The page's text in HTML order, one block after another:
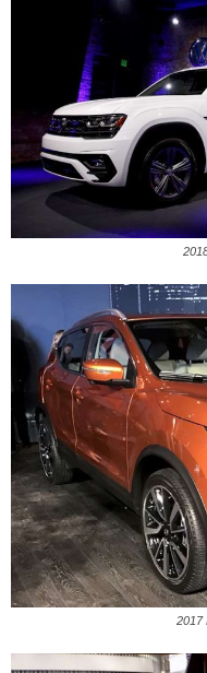
2017